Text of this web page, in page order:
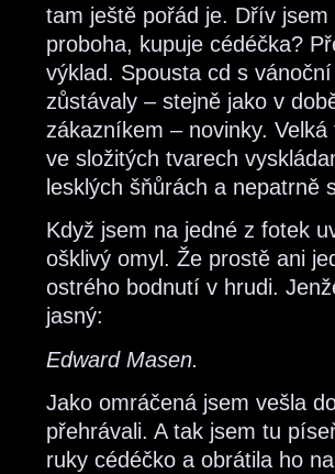
tam ještě pořád je. Dřív
proboha, kupuje cédéčka?
výklad. Spousta cd s
zůstávaly – stejně jako v
zákazníkem – novinky.
ve složitých tvarech
lesklých šňůrách a nepatrně
Když jsem na jedné z fotek
ošklivý omyl. Že prostě ani
ostrého bodnutí v hrudi.
jasný:
Edward Masen.
Jako omráčená jsem vešla
přehrávali. A tak jsem tu
ruky cédéčko a obrátila ho